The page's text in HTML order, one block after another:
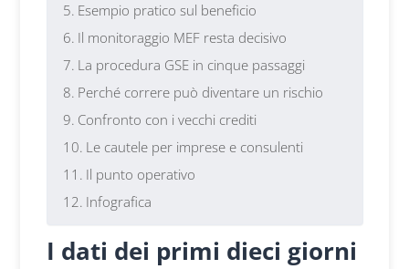
Esempio pratico sul beneficio
Il monitoraggio MEF resta decisivo
La procedura GSE in cinque passaggi
Perché correre può diventare un rischio
Confronto con i vecchi crediti
Le cautele per imprese e consulenti
Il punto operativo
Infografica
I dati dei primi dieci giorni